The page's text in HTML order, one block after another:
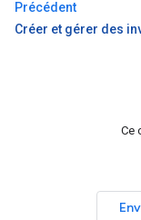
Précédent
Créer et gérer des
Ce